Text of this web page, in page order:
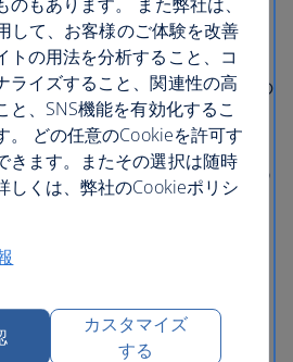
are comfortable and
Terminals 2, 3 and 5.
ン・ヒースロー とターミナル5の
路を使ってご移動いただけま
Londonis connected to
walkway with access to
underpass.
して、お客様のご体験を改善
トの用法を分析すること、コ
ライズすること、関連性の高
と、SNS機能を有効化するこ
。 どの任意のCookieを許可す
きます。またその選択は随時
しくは、弊社のCookieポリシ
カスタマイズ
する